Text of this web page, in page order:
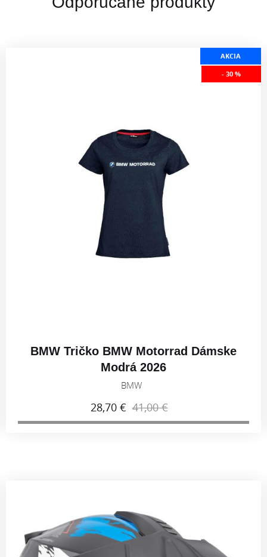
AKCIA
- 30 %
BMW Tričko BMW Motorrad Dámske
Modrá 2026
BMW
28,70 € 41,00 €